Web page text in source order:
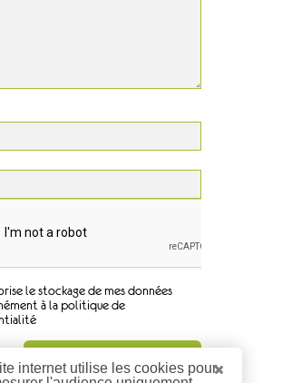
le stockage de mes données
à la politique de
internet utilise les cookies pour